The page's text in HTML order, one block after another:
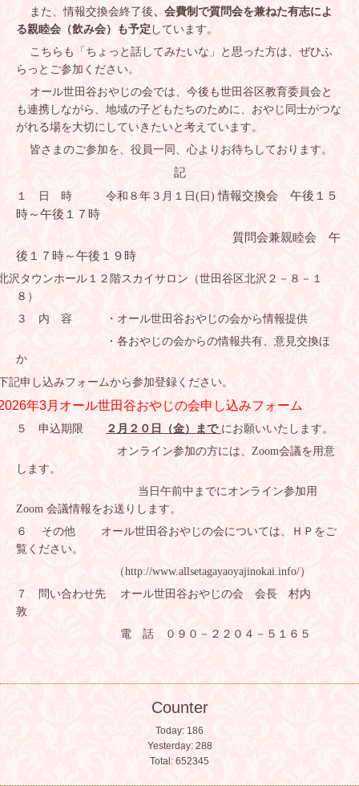
また、情報交換会終了後、会費制で質問会を兼ねた有志によ
る親睦会（飲み会）も予定 しています。
こちらも「ちょっと話してみたいな」と思った方は、ぜひふ
らっとご参加ください。
オール世田谷おやじの会では、今後も世田谷区教育委員会と
も連携しながら、地域の子どもたちのために、おやじ同士がつな
がれる場を大切にしていきたいと考えています。
皆さまのご参加を、役員一同、心よりお待ちしております。
記
１ 日 時 令和８年３月１日 ( 日 )情報交換会 午後１５
時～午後１７時
質問会兼親睦会 午
後１７時～午後１９時
ンホール１２階スカイサロン（世田谷区北沢２－８－１
８）
３ 内 容 ・オール世田谷おやじの会から情報提供
・各おやじの会からの情報共有、意見交換ほ
か
し込みフォームから参加登録ください。
年3月オール世田谷おやじの会申し込みフォーム
５ 申込期限 ２月２０日（金）まで にお願いいたします。
オンライン参加の方には、 Zoom会議を用意
します。
当日午前中までにオンライン参加用
Zoom 会議情報をお送りします。
６ その他 オール世田谷おやじの会については、ＨＰをご
覧ください。
（http://www.allsetagayaoyajinokai.info/）
７ 問い合わせ先 オール世田谷おやじの会 会長 村内
敦
電 話 ０９０－２２０４－５１６５
Counter
Today: 186
Yesterday: 288
Total: 652345